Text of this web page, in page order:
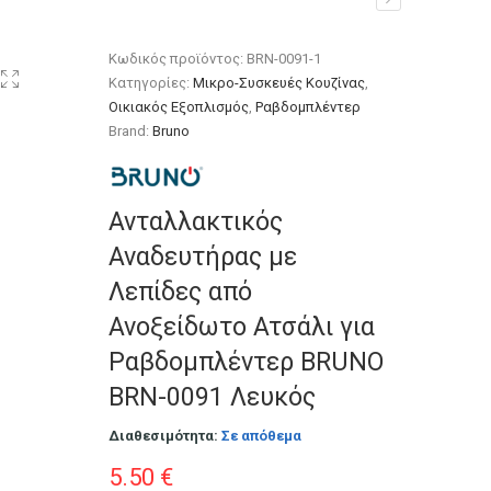
Ατσάλι για
Κωδικός προϊόντος: BRN-0091-1
Κατηγορίες:Μικρο-Συσκευές Κουζίνας,
Οικιακός Εξοπλισμός,Ραβδομπλέντερ
Brand:Bruno
Ανταλλακτικός
Αναδευτήρας με
Λεπίδες από
Ανοξείδωτο Ατσάλι για
Ραβδομπλέντερ BRUNO
BRN-0091 Λευκός
Διαθεσιμότητα:Σε απόθεμα
5.50 €